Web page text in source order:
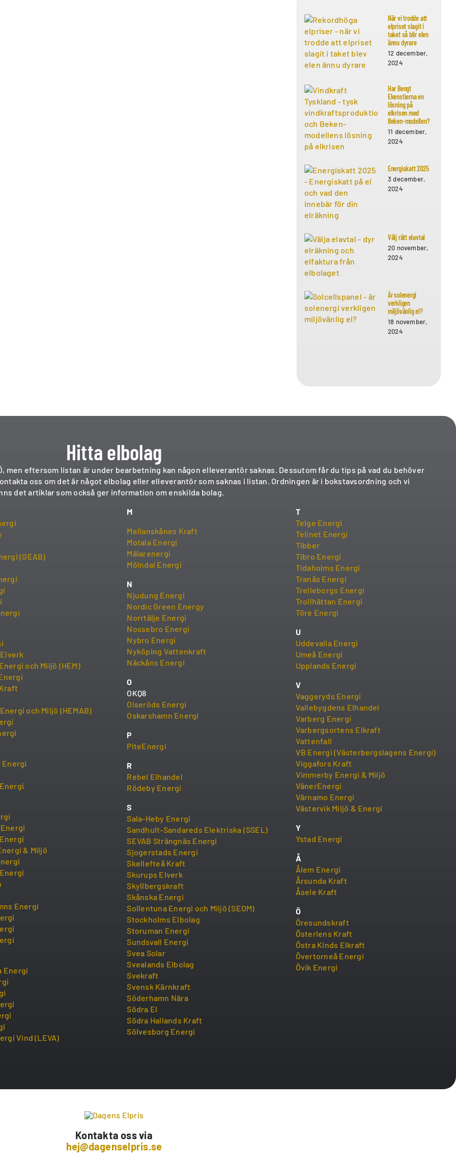
När vi trodde att
elpriset slagit i
taket så blir elen
ännu dyrare
12 december,
2024
Har Bengt
Ekenstierna en
lösning på
elkrisen med
Beken-modellen?
11 december,
2024
Energiskatt 2025
3 december,
2024
Välj rätt elavtal
20 november,
2024
Är solenergi
verkligen
miljövänlig el?
18 november,
2024
Hitta elbolag
men eftersom listan är under bearbetning kan någon elleverantör saknas. Dessutom får du tips på vad du behöver
oss om det är något elbolag eller elleverantör som saknas i listan. Ordningen är i bokstavsordning och vi
det artiklar som också ger information om enskilda bolag.
(GEAB)
och Miljö (HEM)
och Miljö (HEMAB)
& Miljö
Energi
Energi
Vind (LEVA)
M
Mellanskånes Kraft
Motala Energi
Mälarenergi
Mölndal Energi
N
Njudung Energi
Nordic Green Energy
Norrtälje Energi
Nossebro Energi
Nybro Energi
Nyköping Vattenkraft
Näckåns Energi
O
OKQ8
Olseröds Energi
Oskarshamn Energi
P
PiteEnergi
R
Rebel Elhandel
Rödeby Energi
S
Sala-Heby Energi
Sandhult-Sandareds Elektriska (SSEL)
SEVAB Strängnäs Energi
Sjogerstads Energi
Skellefteå Kraft
Skurups Elverk
Skyllbergskraft
Skånska Energi
Sollentuna Energi och Miljö (SEOM)
Stockholms Elbolag
Storuman Energi
Sundsvall Energi
Svea Solar
Svealands Elbolag
Svekraft
Svensk Kärnkraft
Söderhamn Nära
Södra El
Södra Hallands Kraft
Sölvesborg Energi
T
Telge Energi
Telinet Energi
Tibber
Tibro Energi
Tidaholms Energi
Tranås Energi
Trelleborgs Energi
Trollhättan Energi
Töre Energi
U
Uddevalla Energi
Umeå Energi
Upplands Energi
V
Vaggeryds Energi
Vallebygdens Elhandel
Varberg Energi
Varbergsortens Elkraft
Vattenfall
VB Energi (Västerbergslagens Energi)
Viggafors Kraft
Vimmerby Energi & Miljö
VänerEnergi
Värnamo Energi
Västervik Miljö & Energi
Y
Ystad Energi
Å
Ålem Energi
Årsunda Kraft
Åsele Kraft
Ö
Öresundskraft
Österlens Kraft
Östra Kinds Elkraft
Övertorneå Energi
Övik Energi
Kontakta oss via
hej@dagenselpris.se